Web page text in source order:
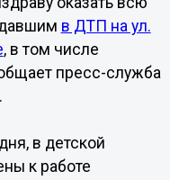
в ДТП на ул.
, в том числе
пресс-служба
в детской
к работе